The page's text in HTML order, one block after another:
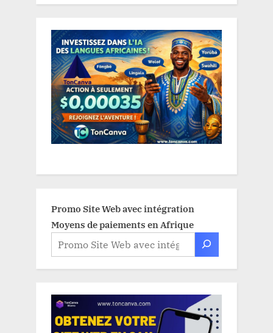
Promo Site Web avec intégration
Moyens de paiements en Afrique